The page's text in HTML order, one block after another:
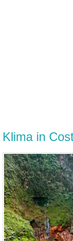
Klima in